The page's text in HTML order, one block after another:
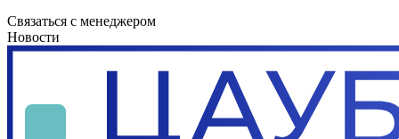
Связаться с менеджером
Новости